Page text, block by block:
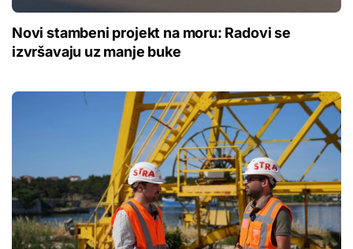
Novi stambeni projekt na moru: Radovi se
izvršavaju uz manje buke